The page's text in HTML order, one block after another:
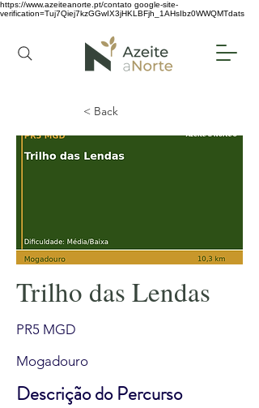
https://www.azeiteanorte.pt/contato google-site-
verification=Tuj7Qiej7kzGGwIX3jHKLBFjh_1AHsIbz0WWQMTdats
< Back
Trilho das Lendas
PR5 MGD
Mogadouro
Descrição do Percurso